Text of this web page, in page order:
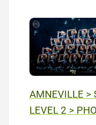
AMNEVILLE >
LEVEL 2 >